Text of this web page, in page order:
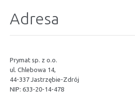
Adresa
Prymat sp. z o.o.
ul. Chlebowa 14,
44-337 Jastrzębie-Zdrój
NIP: 633-20-14-478